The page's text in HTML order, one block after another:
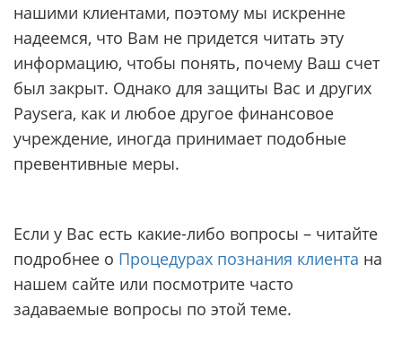
нашими клиентами, поэтому мы искренне
надеемся, что Вам не придется читать эту
информацию, чтобы понять, почему Ваш счет
был закрыт. Однако для защиты Вас и других
Paysera, как и любое другое финансовое
учреждение, иногда принимает подобные
превентивные меры.
Если у Вас есть какие-либо вопросы – читайте
подробнее о Процедурах познания клиента на
нашем сайте или посмотрите часто
задаваемые вопросы по этой теме.